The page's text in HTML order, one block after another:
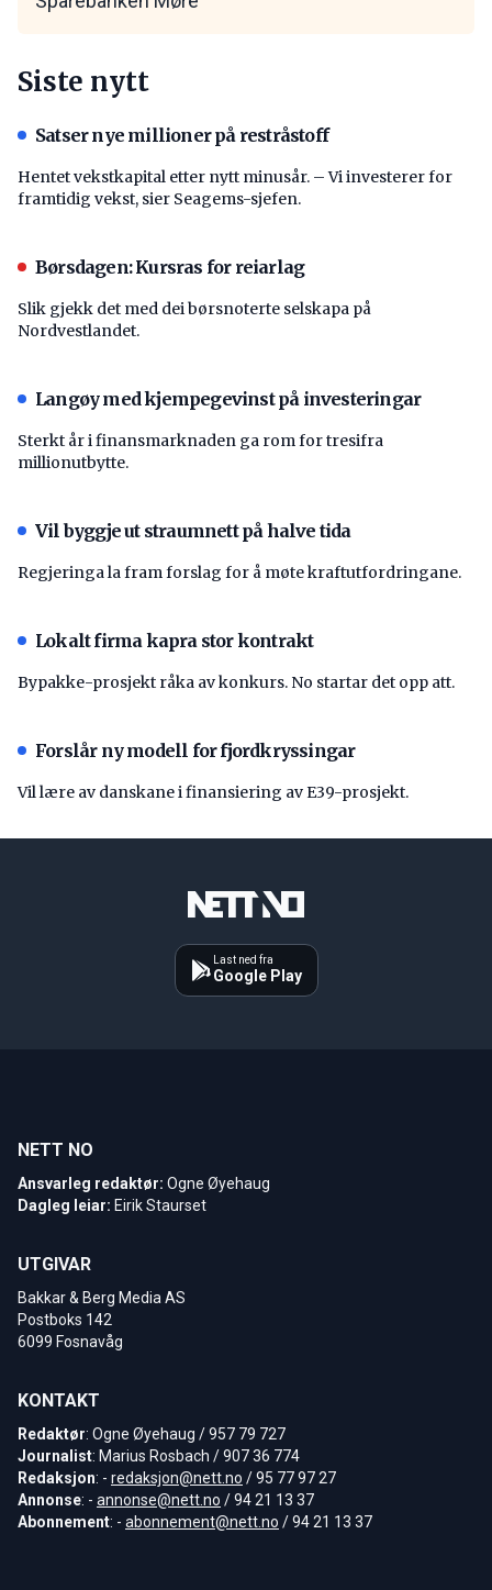
Siste nytt
Satser nye millioner på restråstoff
Hentet vekstkapital etter nytt minusår. – Vi investerer for
framtidig vekst, sier Seagems-sjefen.
Børsdagen: Kursras for reiarlag
Slik gjekk det med dei børsnoterte selskapa på
Nordvestlandet.
Langøy med kjempegevinst på investeringar
Sterkt år i finansmarknaden ga rom for tresifra
millionutbytte.
Vil byggje ut straumnett på halve tida
Regjeringa la fram forslag for å møte kraftutfordringane.
Lokalt firma kapra stor kontrakt
Bypakke-prosjekt råka av konkurs. No startar det opp att.
Forslår ny modell for fjordkryssingar
Vil lære av danskane i finansiering av E39-prosjekt.
Last ned fra
Google Play
NETT NO
Ansvarleg redaktør: Ogne Øyehaug
Dagleg leiar: Eirik Staurset
UTGIVAR
Bakkar & Berg Media AS
Postboks 142
6099 Fosnavåg
KONTAKT
Redaktør: Ogne Øyehaug / 957 79 727
Journalist: Marius Rosbach / 907 36 774
Redaksjon: - redaksjon@nett.no / 95 77 97 27
Annonse: - annonse@nett.no / 94 21 13 37
Abonnement: - abonnement@nett.no / 94 21 13 37